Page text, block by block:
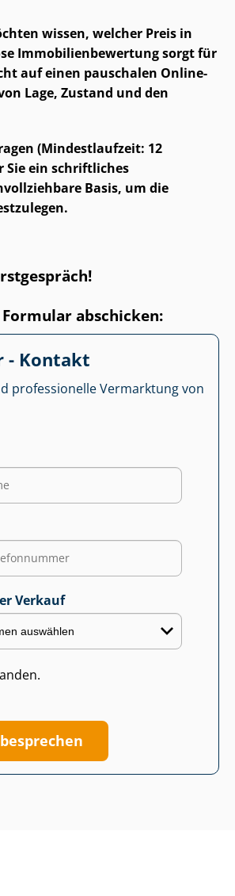
wissen, welcher Preis in
Im­mo­bi­li­en­be­wer­tung sorgt für
auf einen pauschalen Online-
Lage, Zustand und den
(Mindestlaufzeit: 12
Sie ein schriftliches
Basis, um die
abschicken:
- Kontakt
professionelle Vermarktung von
Verkauf